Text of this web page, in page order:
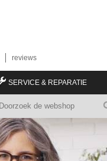
reviews
SERVICE & REPARATIE